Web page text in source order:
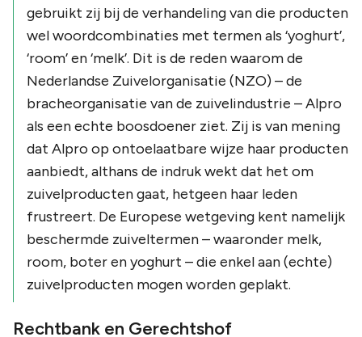
gebruikt zij bij de verhandeling van die producten
welwoordcombinaties met termen als ‘yoghurt’,
‘room’ en ‘melk’. Dit is de reden waarom de
Nederlandse Zuivelorganisatie (NZO) – de
bracheorganisatie van de zuivelindustrie – Alpro
als een echte boosdoener ziet. Zij is van mening
dat Alpro op ontoelaatbare wijze haar producten
aanbiedt, althans de indruk wekt dat het om
zuivelproducten gaat, hetgeen haar leden
frustreert. De Europese wetgeving kent namelijk
beschermde zuiveltermen – waaronder melk,
room, boter en yoghurt – die enkel aan (echte)
zuivelproducten mogen worden geplakt.
Rechtbank en Gerechtshof